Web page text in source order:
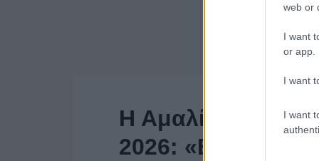
web or
I want
or app.
I want
I want
Η Αμαλία
2026: «Βρίσκω